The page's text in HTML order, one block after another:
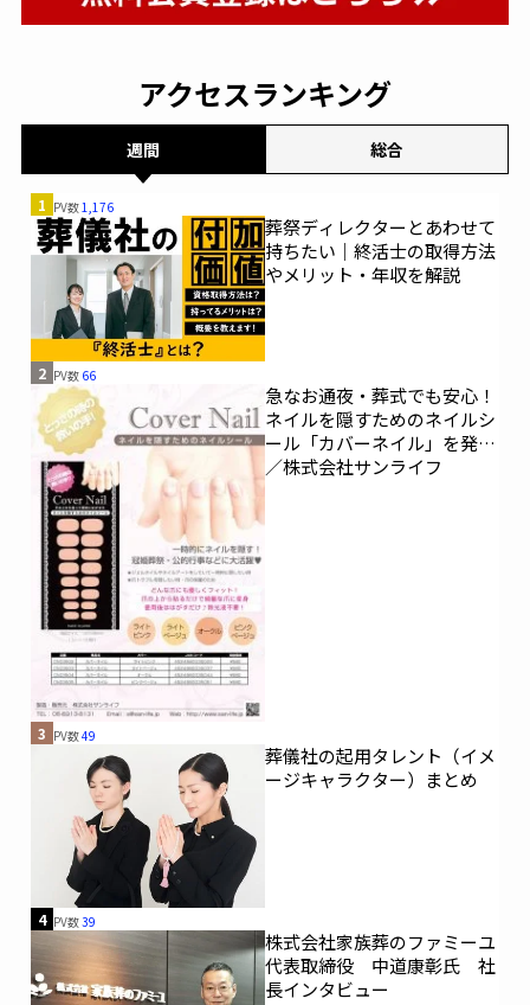
アクセスランキング
週間 総合
1 PV数1,176
葬祭ディレクターとあわせて
持ちたい｜終活士の取得方法
やメリット・年収を解説
2 PV数 66
急なお通夜・葬式でも安心！
ネイルを隠すためのネイルシ
ール「カバーネイル」を発売
／株式会社サンライフ
3 PV数49
葬儀社の起用タレント（イメ
ージキャラクター）まとめ
4 PV数39
株式会社家族葬のファミーユ
代表取締役 中道康彰氏 社
長インタビュー